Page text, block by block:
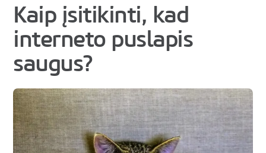
Kaip įsitikinti, kad
interneto puslapis
saugus?